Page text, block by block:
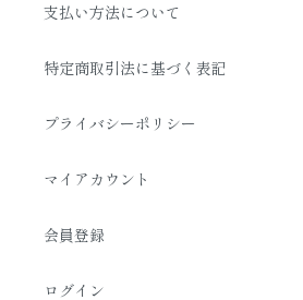
支払い方法について
特定商取引法に基づく表記
プライバシーポリシー
マイアカウント
会員登録
ログイン